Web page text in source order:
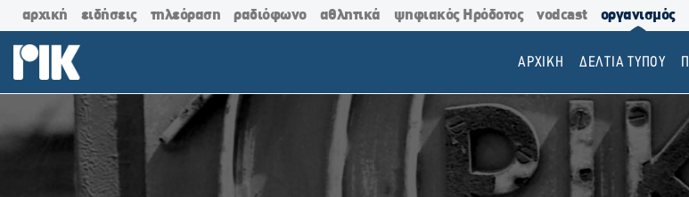
αρχική ειδήσεις τηλεόραση ραδιόφωνο αθλητικά ψηφιακός Ηρόδοτος vodcast οργανισμός
ΑΡΧΙΚΗ ΔΕΛΤΙΑ ΤΥΠΟΥ